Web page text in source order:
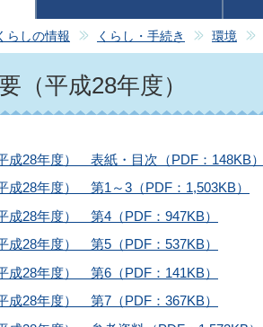
らしの情報 くらし・手続き 環境
（平成28年度）
成28年度） 表紙・目次（PDF：148KB）
成28年度） 第1～3（PDF：1,503KB）
成28年度） 第4（PDF：947KB）
成28年度） 第5（PDF：537KB）
成28年度） 第6（PDF：141KB）
成28年度） 第7（PDF：367KB）